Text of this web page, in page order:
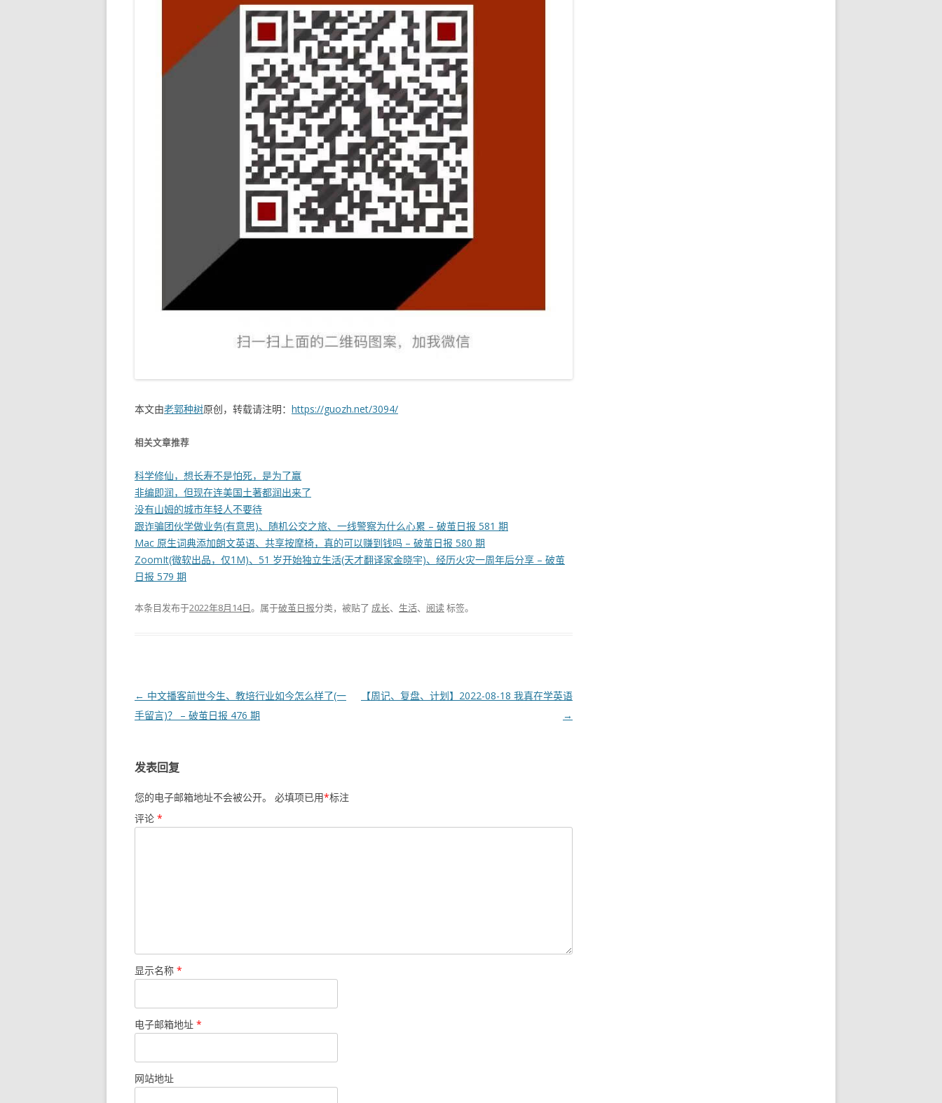
本文由老郭种树原创，转载请注明： https://guozh.net/3094/
相关文章推荐
科学修仙，想长寿不是怕死，是为了赢
非编即润，但现在连美国土著都润出来了
没有山姆的城市年轻人不要待
跟诈骗团伙学做业务(有意思)、随机公交之旅、一线警察为什么心累 – 破茧日报 581 期
Mac 原生词典添加朗文英语、共享按摩椅，真的可以赚到钱吗 – 破茧日报 580 期
ZoomIt(微软出品，仅1M)、51 岁开始独立生活(天才翻译家金晓宇)、经历火灾一周年后分享 – 破茧
日报 579 期
本条目发布于2022年8月14日。属于破茧日报分类，被贴了 成长、 生活、 阅读标签。
文
章
← 中文播客前世今生、教培行业如今怎么样了(一
手留言)？ – 破茧日报 476 期
【周记、复盘、计划】2022-08-18 我真在学英语
→
发表回复
您的电子邮箱地址不会被公开。 必填项已用*标注
评论 *
显示名称 *
电子邮箱地址 *
网站地址